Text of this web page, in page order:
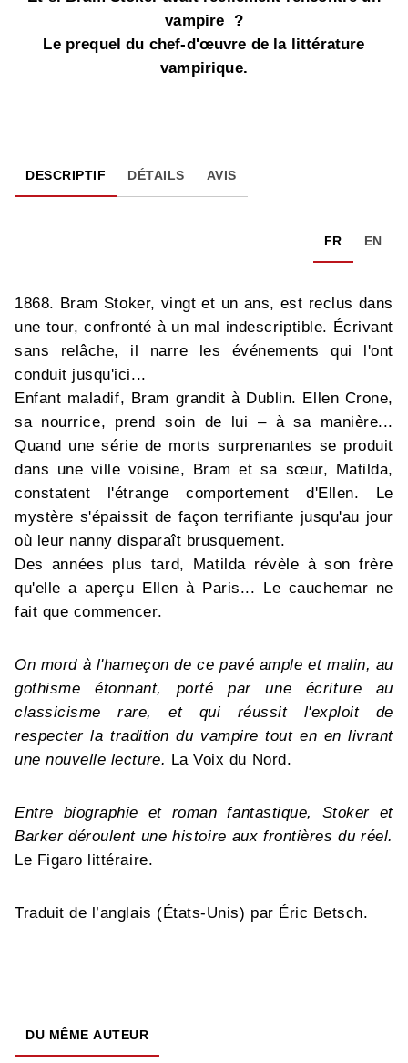
vampire ?
Le prequel du chef-d'œuvre de la littérature
vampirique.
DESCRIPTIF DÉTAILS AVIS
FR EN
1868. Bram Stoker, vingt et un ans, est reclus dans
une tour, confronté à un mal indescriptible. Écrivant
sans relâche, il narre les événements qui l'ont
conduit jusqu'ici...
Enfant maladif, Bram grandit à Dublin. Ellen Crone,
sa nourrice, prend soin de lui – à sa manière...
Quand une série de morts surprenantes se produit
dans une ville voisine, Bram et sa sœur, Matilda,
constatent l'étrange comportement d'Ellen. Le
mystère s'épaissit de façon terrifiante jusqu'au jour
où leur nanny disparaît brusquement.
Des années plus tard, Matilda révèle à son frère
qu'elle a aperçu Ellen à Paris... Le cauchemar ne
fait que commencer.
On mord à l'hameçon de ce pavé ample et malin, au
gothisme étonnant, porté par une écriture au
classicisme rare, et qui réussit l'exploit de
respecter la tradition du vampire tout en en livrant
une nouvelle lecture. La Voix du Nord.
Entre biographie et roman fantastique, Stoker et
Barker déroulent une histoire aux frontières du réel.
Le Figaro littéraire.
Traduit de l’anglais (États-Unis) par Éric Betsch.
DU MÊME AUTEUR